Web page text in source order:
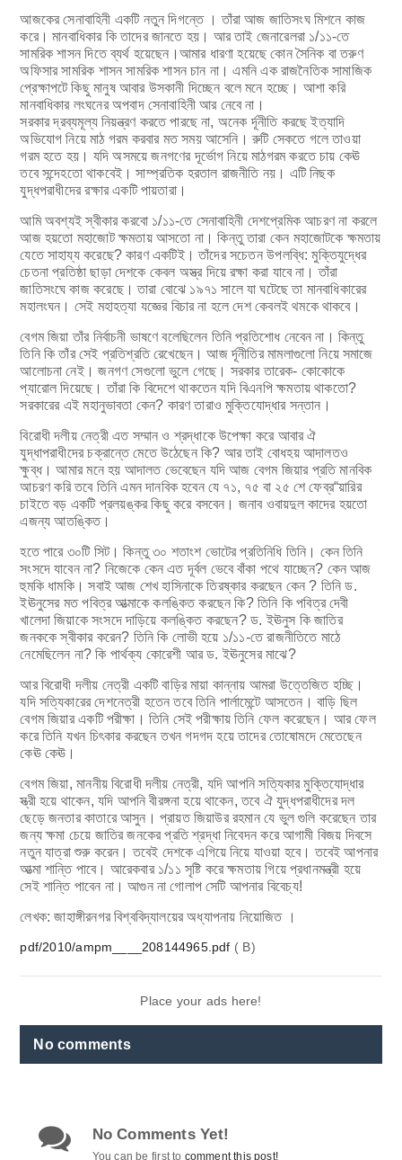
আজকের সেনাবাহিনী একটি নতুন দিগন্তে । তাঁরা আজ জাতিসংঘ মিশনে কাজ
করে। মানবাধিকার কি তাদের জানতে হয়। আর তাই জেনারেলরা ১/১১-তে
সামরিক শাসন দিতে ব্যর্থ হয়েছেন।আমার ধারণা হয়েছে কোন সৈনিক বা তরুণ
অফিসার সামরিক শাসন সামরিক শাসন চান না। এমনি এক রাজনৈতিক সামাজিক
প্রেক্ষাপটে কিছু মানুষ আবার উসকানী দিচ্ছেন বলে মনে হচ্ছে। আশা করি
মানবাধিকার লংঘনের অপবাদ সেনাবাহিনী আর নেবে না।
সরকার দ্রব্যমূল্য নিয়ন্ত্রণ করতে পারছে না, অনেক র্দূনীতি করছে ইত্যাদি
অভিযোগ নিয়ে মাঠ গরম করবার মত সময় আসেনি। রুটি সেকতে গলে তাওয়া
গরম হতে হয়। যদি অসময়ে জনগণের দূর্ভোগ নিয়ে মাঠগরম করতে চায় কেঊ
তবে সন্দেহতো থাকবেই। সাম্প্রতিক হরতাল রাজনীতি নয়। এটি নিছক
যুদ্ধপরাধীদের রক্ষার একটি পায়তারা।
আমি অবশ্যই স্বীকার করবো ১/১১-তে সেনাবাহিনী দেশপ্রেমিক আচরণ না করলে
আজ হয়তো মহাজোট ক্ষমতায় আসতো না। কিন্তু তারা কেন মহাজোটকে ক্ষমতায়
যেতে সাহায্য করেছে? কারণ একটিই। তাঁদের সচেতন উপলব্ধি: মুক্তিযুদ্ধের
চেতনা প্রতিষ্ঠা ছাড়া দেশকে কেবল অস্ত্র দিয়ে রক্ষা করা যাবে না। তাঁরা
জাতিসংঘে কাজ করেছে। তারা বোঝে ১৯৭১ সালে যা ঘটেছে তা মানবাধিকারের
মহালংঘন। সেই মহাহত্যা যজ্ঞের বিচার না হলে দেশ কেবলই থমকে থাকবে।
বেগম জিয়া তাঁর নির্বাচনী ভাষণে বলেছিলেন তিনি প্রতিশোধ নেবেন না। কিন্তু
তিনি কি তাঁর সেই প্রতিশ্রতি রেখেছেন। আজ র্দূনীতির মামলাগুলো নিয়ে সমাজে
আলোচনা নেই। জনগণ সেগুলো ভুলে গেছে। সরকার তারেক- কোকোকে
প্যারোল দিয়েছে। তাঁরা কি বিদেশে থাকতেন যদি বিএনপি ক্ষমতায় থাকতো?
সরকারের এই মহানুভাবতা কেন? কারণ তারাও মুক্তিযোদ্ধার সন্তান।
বিরোধী দলীয় নেত্রী এত সম্মান ও শ্রদ্ধাকে উপেক্ষা করে আবার ঐ
যুদ্ধাপরাধীদের চক্রান্তে মেতে উঠেছেন কি? আর তাই বোধহয় আদালতও
ক্ষুব্ধ। আমার মনে হয় আদালত ভেবেছেন যদি আজ বেগম জিয়ার প্রতি মানবিক
আচরণ করি তবে তিনি এমন দানবিক হবেন যে ৭১, ৭৫ বা ২৫ শে ফেব্র“য়ারির
চাইতে বড় একটি প্রলয়ঙ্কর কিছু করে বসবেন। জনাব ওবায়দুল কাদের হয়তো
এজন্য আতঙ্কিত।
হতে পারে ৩০টি সিট। কিন্তু ৩০ শতাংশ ভোটের প্রতিনিধি তিনি। কেন তিনি
সংসদে যাবেন না? নিজেকে কেন এত দূর্বল ভেবে বাঁকা পথে যাচ্ছেন? কেন আজ
হুমকি ধামকি। সবাই আজ শেখ হাসিনাকে তিরষ্কার করছেন কেন ? তিনি ড.
ইঊনুসের মত পবিত্র আত্মাকে কলঙ্কিত করছেন কি? তিনি কি পবিত্র দেবী
খালেদা জিয়াকে সংসদে দাড়িয়ে কলঙ্কিত করছেন? ড. ইঊনুস কি জাতির
জনককে স্বীকার করেন? তিনি কি লোভী হয়ে ১/১১-তে রাজনীতিতে মাঠে
নেমেছিলেন না? কি পার্থক্য কোরেশী আর ড. ইঊনুসের মাঝে?
আর বিরোধী দলীয় নেত্রী একটি বাড়ির মায়া কান্নায় আমরা উত্তেজিত হচ্ছি।
যদি সত্যিকারের দেশনেত্রী হতেন তবে তিনি পার্লামেন্টে আসতেন। বাড়ি ছিল
বেগম জিয়ার একটি পরীক্ষা। তিনি সেই পরীক্ষায় তিনি ফেল করেছেন। আর ফেল
করে তিনি যখন চিৎকার করছেন তখন গদগদ হয়ে তাদের তোষোমদে মেতেছেন
কেঊ কেঊ।
বেগম জিয়া, মাননীয় বিরোধী দলীয় নেত্রী, যদি আপনি সত্যিকার মুক্তিযোদ্ধার
স্ত্রী হয়ে থাকেন, যদি আপনি বীরঙ্গনা হয়ে থাকেন, তবে ঐ যুদ্ধপরাধীদের দল
ছেড়ে জনতার কাতারে আসুন। প্রায়ত জিয়াউর রহমান যে ভুল গুলি করেছেন তার
জন্য ক্ষমা চেয়ে জাতির জনকের প্রতি শ্রদ্ধা নিবেদন করে আগামী বিজয় দিবসে
নতুন যাত্রা শুরু করেন। তবেই দেশকে এগিয়ে নিয়ে যাওয়া হবে। তবেই আপনার
আত্মা শান্তি পাবে। আরেকবার ১/১১ সৃষ্টি করে ক্ষমতায় গিয়ে প্রধানমন্ত্রী হয়ে
সেই শান্তি পাবেন না। আগুন না গোলাপ সেটি আপনার বিবেচ্য!
লেখক: জাহাঙ্গীরনগর বিশ্ববিদ্যালয়ের অধ্যাপনায় নিয়োজিত ।
pdf/2010/ampm____208144965.pdf ( B)
Place your ads here!
No comments
No Comments Yet!
You can be first to comment this post!